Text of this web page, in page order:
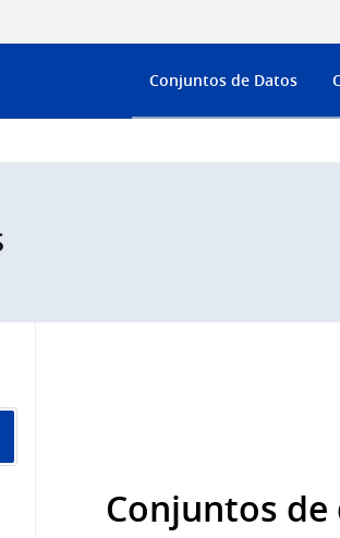
Conjuntos de Datos
Conjuntos